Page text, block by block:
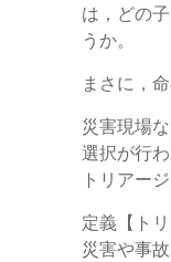
は，どの
うか。
まさに，
災害現場
選択が行
トリアージ
定義【トリ
災害や事